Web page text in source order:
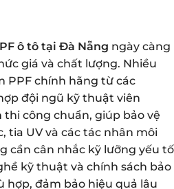
ô tô tại Đà Nẵng ngày càng
giá và chất lượng. Nhiều
PPF chính hãng từ các
đội ngũ kỹ thuật viên
công chuẩn, giúp bảo vệ
tia UV và các tác nhân môi
cần cân nhắc kỹ lưỡng yếu tố
kỹ thuật và chính sách bảo
hợp, đảm bảo hiệu quả lâu